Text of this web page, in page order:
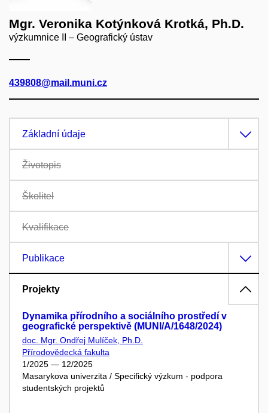
Mgr. Veronika Kotýnková Krotká, Ph.D.
výzkumnice II – Geografický ústav
439808@mail.muni.cz
Základní údaje
Životopis
Školitel
Kvalifikace
Publikace
Projekty
Dynamika přírodního a sociálního prostředí v
geografické perspektivě (MUNI/A/1648/2024)
doc. Mgr. Ondřej Mulíček, Ph.D.
Přírodovědecká fakulta
1/2025 — 12/2025
Masarykova univerzita / Specifický výzkum - podpora
studentských projektů